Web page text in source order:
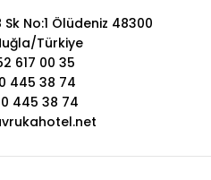
No:1 Ölüdeniz 48300
Türkiye
617 00 35
445 38 74
445 38 74